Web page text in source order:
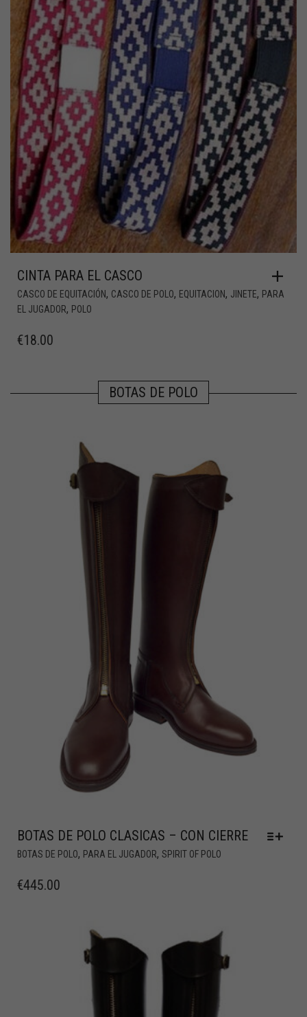
CINTA PARA EL CASCO
CASCO DE EQUITACIÓN, CASCO DE POLO, EQUITACION, JINETE, PARA
EL JUGADOR, POLO
€18.00
BOTAS DE POLO
BOTAS DE POLO CLASICAS – CON CIERRE
BOTAS DE POLO, PARA EL JUGADOR, SPIRIT OF POLO
€445.00